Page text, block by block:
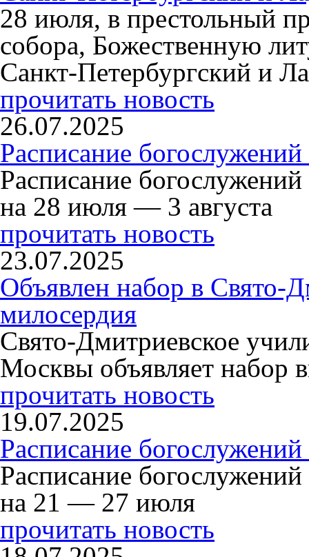
28 июля, в престольный
собора, Божественную
Санкт-Петербургский и
прочитать новость
26.07.2025
Расписание
Расписание
на 28 июля — 3 августа
прочитать новость
23.07.2025
Объявлен набор в Свято-
милосердия
Свято-Дмитриевское
Москвы объявляет набор
прочитать новость
19.07.2025
Расписание
Расписание
на 21 — 27 июля
прочитать новость